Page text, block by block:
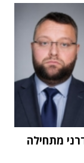
מתחילה